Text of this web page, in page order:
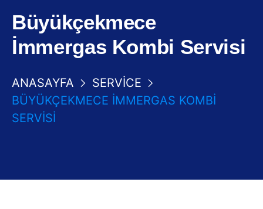
Büyükçekmece
İmmergas Kombi Servisi
ANASAYFA
SERVICE
BÜYÜKÇEKMECE İMMERGAS KOMBI
SERVISI